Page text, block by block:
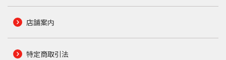
店舗案内
特定商取引法